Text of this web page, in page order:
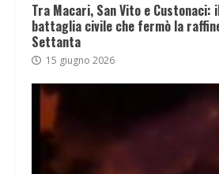
Tra Macari, San Vito e Custonaci:
battaglia civile che fermò la
Settanta
15 giugno 2026